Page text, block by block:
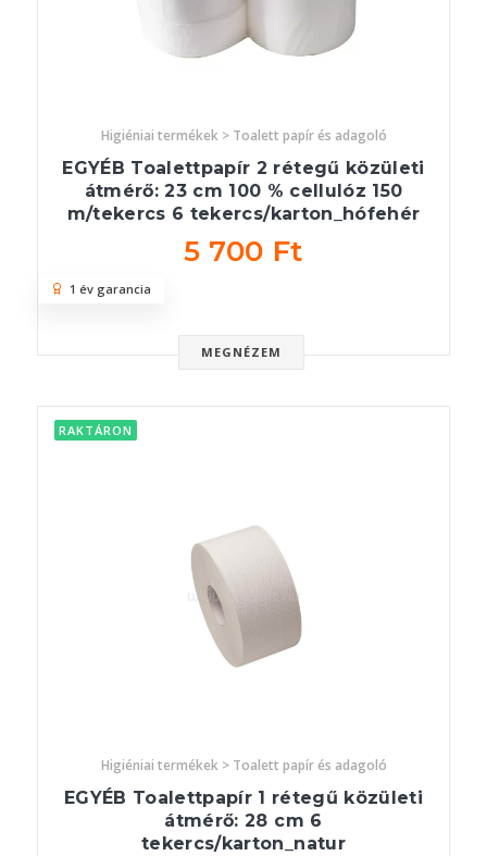
Higiéniai termékek > Toalett papír és adagoló
EGYÉB Toalettpapír 2 rétegű közületi
átmérő: 23 cm 100 % cellulóz 150
m/tekercs 6 tekercs/karton_hófehér
5 700 Ft
MEGNÉZEM
1 év garancia
RAKTÁRON
Higiéniai termékek > Toalett papír és adagoló
EGYÉB Toalettpapír 1 rétegű közületi
átmérő: 28 cm 6
tekercs/karton_natur